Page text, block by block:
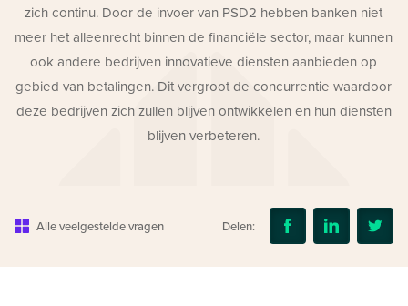
zich continu. Door de invoer van PSD2 hebben banken niet
meer het alleenrecht binnen de financiële sector, maar kunnen
ook andere bedrijven innovatieve diensten aanbieden op
gebied van betalingen. Dit vergroot de concurrentie waardoor
deze bedrijven zich zullen blijven ontwikkelen en hun diensten
blijven verbeteren.
Alle veelgestelde vragen Delen: